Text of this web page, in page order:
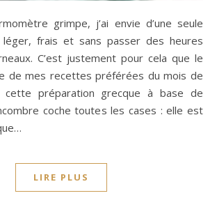
léger, frais et sans passer des heures
C’est justement pour cela que le
de mes recettes préférées du mois de
cette préparation grecque à base de
coche toutes les cases : elle est
LIRE PLUS